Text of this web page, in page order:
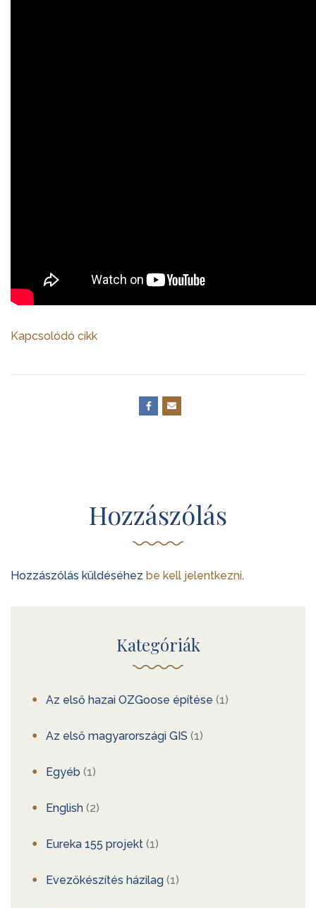
Kapcsolódó cikk
Hozzászólás
Hozzászólás küldéséhez be kell jelentkezni.
Kategóriák
Az első hazai OZGoose építése (1)
Az első magyarországi GIS (1)
Egyéb (1)
English (2)
Eureka 155 projekt (1)
Evezőkészítés házilag (1)